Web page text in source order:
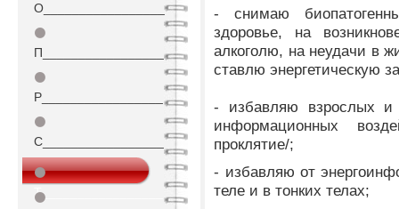
О_________________
⚫
П_________________
⚫
Р_________________
⚫
С_________________
⚫
Т_________________
⚫
- снимаю
здоровье, на
алкоголю, на неудачи в
ставлю энергетическую
- избавляю взрослых и
информационных
проклятие/;
- избавляю от
теле и в тонких телах;